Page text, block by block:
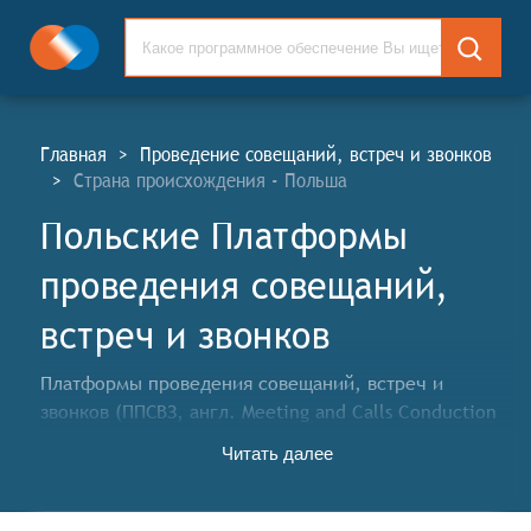
Главная > Проведение совещаний, встреч и звонков
> Страна происхождения - Польша
Польские Платформы
проведения совещаний,
встреч и звонков
Платформы проведения совещаний, встреч и
звонков (ППСВЗ, англ. Meeting and Calls Conduction
решения для организации и проведения удалённых
Читать далее